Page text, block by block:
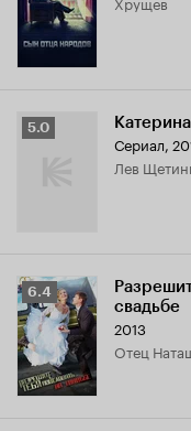
7.7
Рейтинг
5.0
Сериал,
Лев
Рейтинг
Кинопоиска
6.4
6.4
свадьбе
2013
отец